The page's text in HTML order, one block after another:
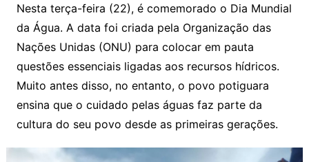
Nesta terça-feira (22), é comemorado o Dia Mundial
da Água. A data foi criada pela Organização das
Nações Unidas (ONU) para colocar em pauta
questões essenciais ligadas aos recursos hídricos.
Muito antes disso, no entanto, o povo potiguara
ensina que o cuidado pelas águas faz parte da
cultura do seu povo desde as primeiras gerações.